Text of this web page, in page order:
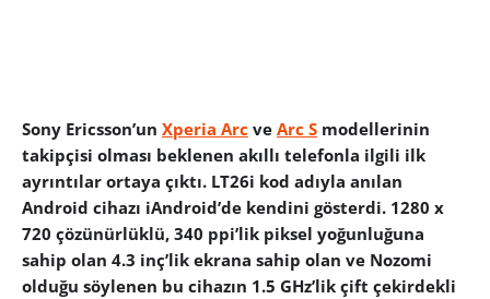
Sony Ericsson’un Xperia Arc ve Arc S modellerinin
takipçisi olması beklenen akıllı telefonla ilgili ilk
ayrıntılar ortaya çıktı. LT26i kod adıyla anılan
Android cihazı iAndroid’de kendini gösterdi. 1280 x
720 çözünürlüklü, 340 ppi’lik piksel yoğunluğuna
sahip olan 4.3 inç’lik ekrana sahip olan ve Nozomi
olduğu söylenen bu cihazın 1.5 GHz’lik çift çekirdekli